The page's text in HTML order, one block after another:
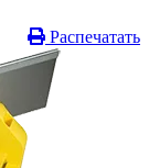
Распечатать